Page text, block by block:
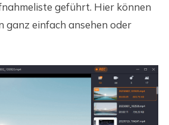
geführt. Hier können
ganz einfach ansehen oder